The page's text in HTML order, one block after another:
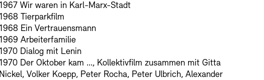
1967 Wir waren in Karl-Marx-Stadt
1968 Tierparkfilm
1968 Ein Vertrauensmann
1969 Arbeiterfamilie
1970 Dialog mit Lenin
1970 Der Oktober kam ..., Kollektivfilm zusammen mit Gitta
Nickel, Volker Koepp, Peter Rocha, Peter Ulbrich, Alexander